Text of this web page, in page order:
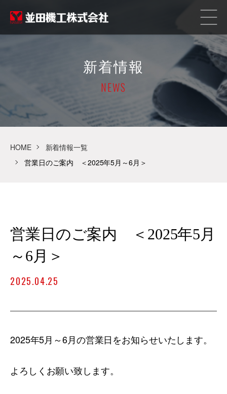
新着情報
NEWS
HOME
新着情報一覧
営業日のご案内 ＜2025年5月～6月＞
営業日のご案内 ＜2025年5月
～6月＞
2025.04.25
2025年5月～6月の営業日をお知らせいたします。
よろしくお願い致します。